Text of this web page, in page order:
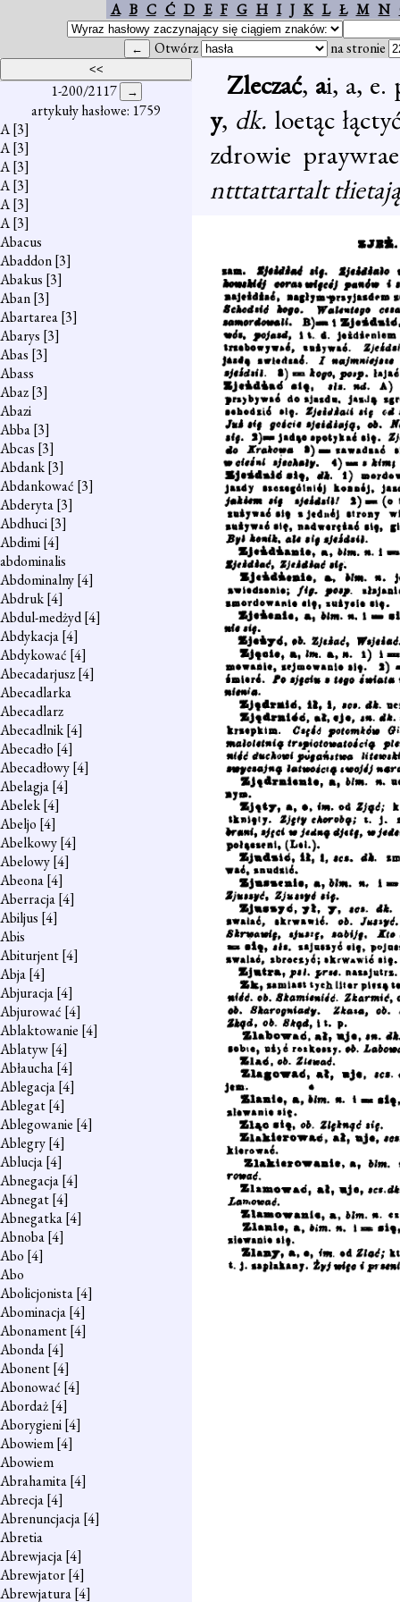
A B C Ć D E F G H I J K L Ł M N
Otwórz na stronie
1-200/2117
artykuły hasłowe: 1759
A[3]
A[3]
A[3]
A[3]
A[3]
A[3]
Abacus
Abaddon[3]
Abakus [3]
Aban[3]
Abartarea[3]
Abarys [3]
Abas [3]
Abass
Abaz[3]
Abazi
Abba[3]
Abcas [3]
Abdank[3]
Abdankować [3]
Abderyta[3]
Abdhuci[3]
Abdimi[4]
abdominalis
Abdominalny[4]
Abdruk[4]
Abdul-medżyd[4]
Abdykacja[4]
Abdykować [4]
Abecadarjusz[4]
Abecadlarka
Abecadlarz
Abecadlnik[4]
Abecadło [4]
Abecadłowy[4]
Abelagja[4]
Abelek[4]
Abeljo [4]
Abelkowy[4]
Abelowy[4]
Abeona[4]
Aberracja[4]
Abiljus [4]
Abis
Abiturjent[4]
Abja[4]
Abjuracja[4]
Abjurować [4]
Ablaktowanie [4]
Ablatyw[4]
Abłaucha[4]
Ablegacja[4]
Ablegat[4]
Ablegowanie [4]
Ablegry[4]
Ablucja[4]
Abnegacja[4]
Abnegat[4]
Abnegatka[4]
Abnoba[4]
Abo [4]
Abo
Abolicjonista[4]
Abominacja[4]
Abonament[4]
Abonda[4]
Abonent[4]
Abonować [4]
Abordaż[4]
Aborygieni[4]
Abowiem[4]
Abowiem
Abrahamita[4]
Abrecja[4]
Abrenuncjacja[4]
Abretia
Abrewjacja[4]
Abrewjator[4]
Abrewjatura[4]
Zleczać, ai, a, e.
y, dk. loetąc
zdrowie
ntttattartalt